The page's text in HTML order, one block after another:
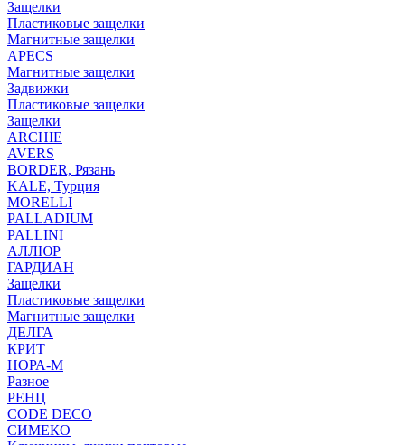
Защелки
Пластиковые защелки
Магнитные защелки
APECS
Магнитные защелки
Задвижки
Пластиковые защелки
Защелки
ARCHIE
AVERS
BORDER, Рязань
KALE, Турция
MORELLI
PALLADIUM
PALLINI
АЛЛЮР
ГАРДИАН
Защелки
Пластиковые защелки
Магнитные защелки
ДЕЛГА
КРИТ
НОРА-М
Разное
РЕНЦ
СODE DECO
СИМЕКО